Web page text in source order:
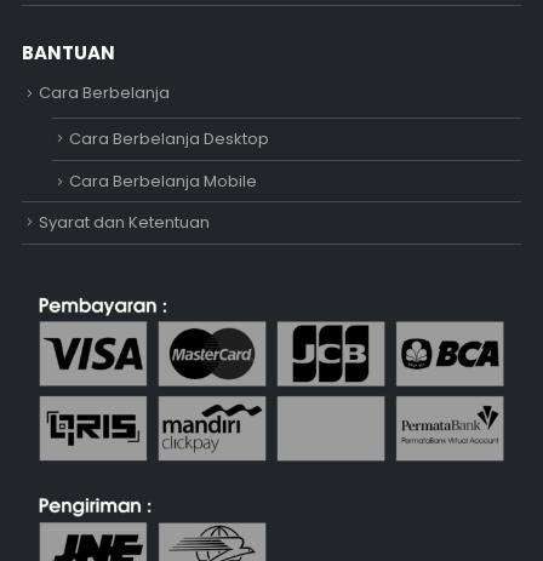
BANTUAN
Cara Berbelanja
Cara Berbelanja Desktop
Cara Berbelanja Mobile
Syarat dan Ketentuan